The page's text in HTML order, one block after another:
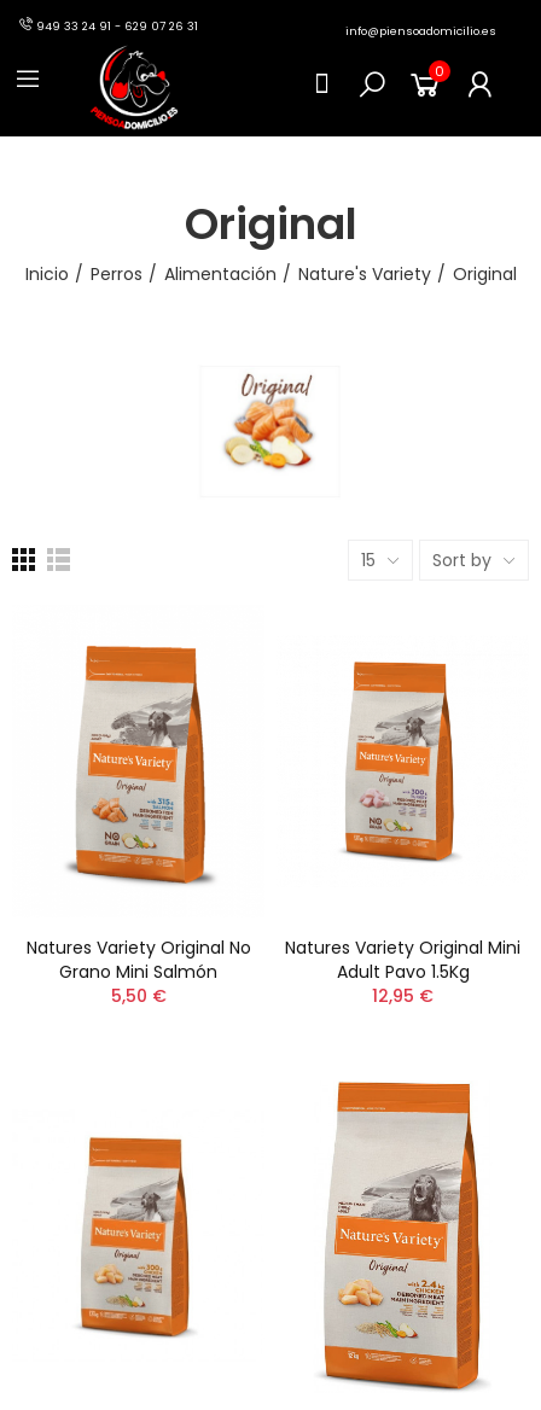
949 33 24 91 - 629 07 26 31 info@piensoadomicilio.es
0
Original
Inicio Perros Alimentación Nature's Variety Original
15 Sort by
Natures Variety Original No
Grano Mini Salmón
5,50 €
Natures Variety Original Mini
Adult Pavo 1.5Kg
12,95 €